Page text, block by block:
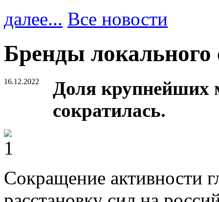
далее... Все новости
Бренды локального
16.12.2022
Доля крупнейших
сократилась.
Сокращение активности